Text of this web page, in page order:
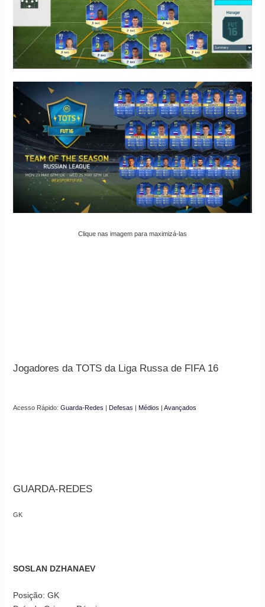
Clique nas imagem para maximizá-las
Jogadores da TOTS da Liga Russa de FIFA 16
Acesso Rápido: Guarda-Redes Defesas Médios Avançados
GUARDA-REDES
GK
SOSLAN DZHANAEV
Posição: GK